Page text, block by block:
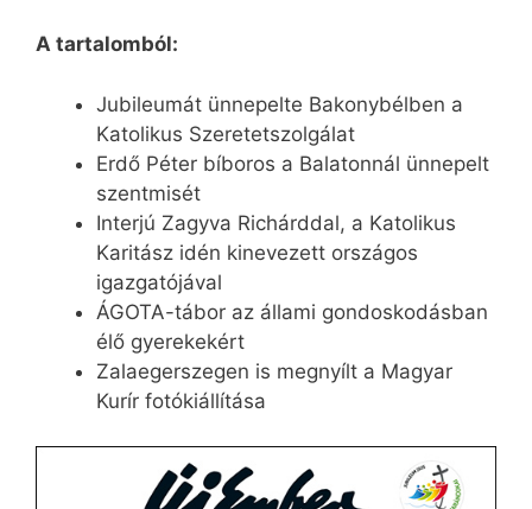
A tartalomból:
Jubileumát ünnepelte Bakonybélben a
Katolikus Szeretetszolgálat
Erdő Péter bíboros a Balatonnál ünnepelt
szentmisét
Interjú Zagyva Richárddal, a Katolikus
Karitász idén kinevezett országos
igazgatójával
ÁGOTA-tábor az állami gondoskodásban
élő gyerekekért
Zalaegerszegen is megnyílt a Magyar
Kurír fotókiállítása